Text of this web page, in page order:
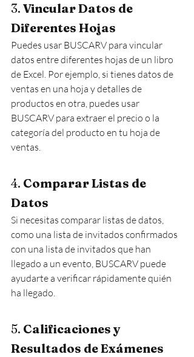
3. Vincular Datos de
Diferentes Hojas
Puedes usar BUSCARV para vincular
datos entre diferentes hojas de un libro
de Excel. Por ejemplo, si tienes datos de
ventas en una hoja y detalles de
productos en otra, puedes usar
BUSCARV para extraer el precio o la
categoría del producto en tu hoja de
ventas.
4. Comparar Listas de
Datos
Si necesitas comparar listas de datos,
como una lista de invitados confirmados
con una lista de invitados que han
llegado a un evento, BUSCARV puede
ayudarte a verificar rápidamente quién
ha llegado.
5. Calificaciones y
Resultados de Exámenes